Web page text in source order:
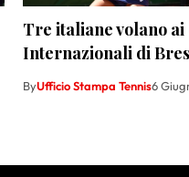
Tre italiane volano
Internazionali di
ByUfficio Stampa Tennis6